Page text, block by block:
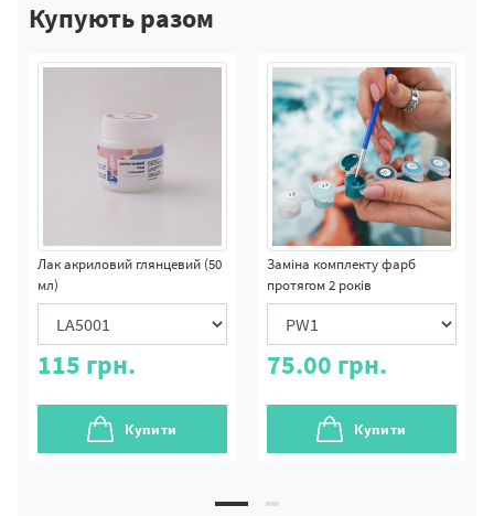
Купують разом
Лак акриловий глянцевий (50
мл)
115 грн.
Купити
Заміна комплекту фарб
протягом 2 років
75.00 грн.
Купити